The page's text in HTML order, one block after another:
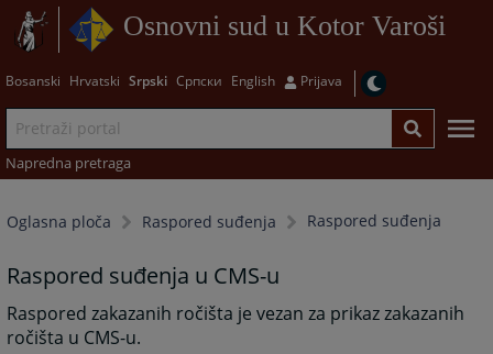
Osnovni sud u Kotor Varoši
Bosanski Hrvatski Srpski Српски English Prijava
Napredna pretraga
Oglasna ploča Raspored suđenja Raspored suđenja
Raspored suđenja u CMS-u
Raspored zakazanih ročišta je vezan za prikaz zakazanih
ročišta u CMS-u.